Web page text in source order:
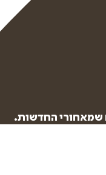
שמאחורי החדשות.